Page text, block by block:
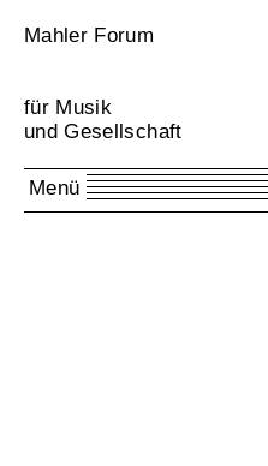
Mahler Forum
für Musik
und Gesellschaft
Menü